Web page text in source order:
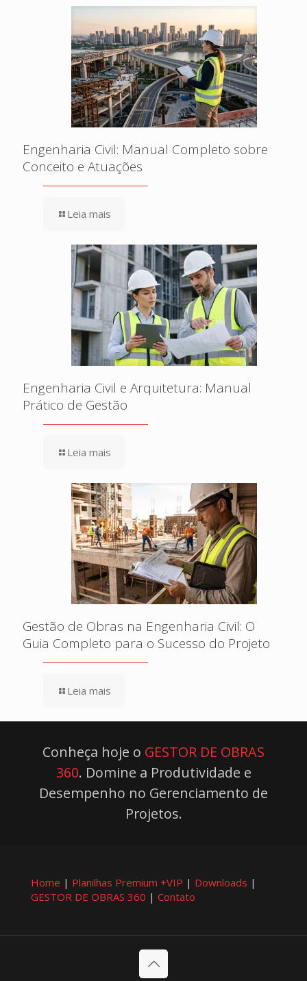
Engenharia Civil: Manual Completo sobre
Conceito e Atuações
Leia mais
Engenharia Civil e Arquitetura: Manual
Prático de Gestão
Leia mais
Gestão de Obras na Engenharia Civil: O
Guia Completo para o Sucesso do Projeto
Leia mais
Conheça hoje o GESTOR DE OBRAS
360. Domine a Produtividade e
Desempenho no Gerenciamento de
Projetos.
Home | Planilhas Premium +VIP | Downloads |
GESTOR DE OBRAS 360 | Contato